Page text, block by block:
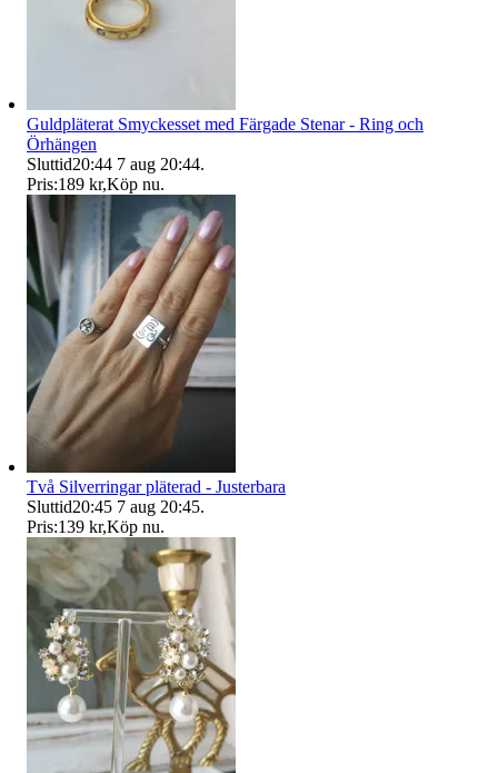
Guldpläterat Smyckesset med Färgade Stenar - Ring och
Örhängen
Sluttid20:44 7 aug 20:44.
Pris:189 kr,Köp nu.
Två Silverringar pläterad - Justerbara
Sluttid20:45 7 aug 20:45.
Pris:139 kr,Köp nu.